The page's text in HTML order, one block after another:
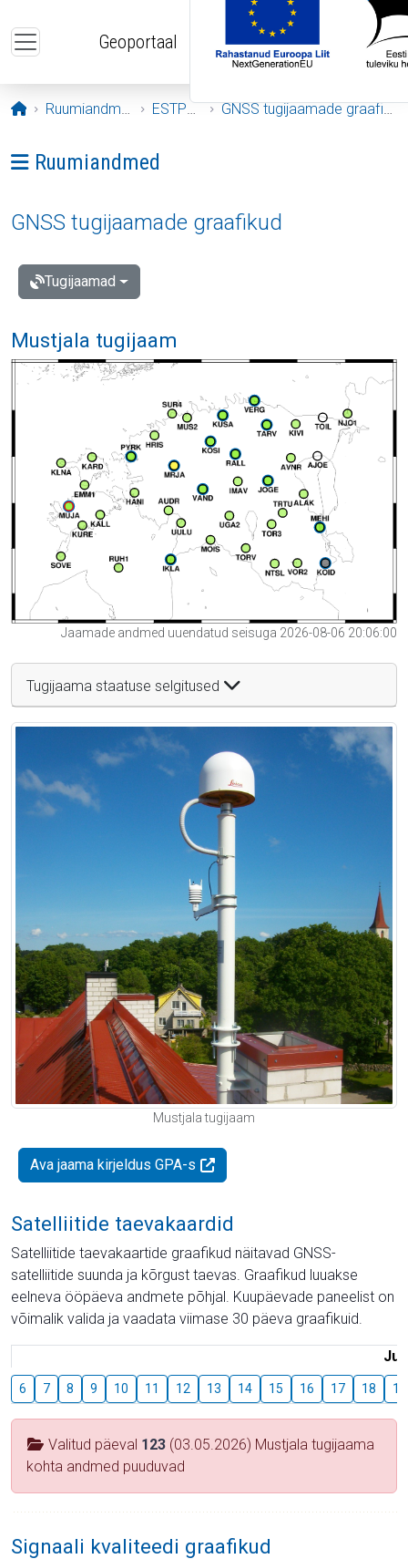
Geoportaal
Avaleht
Ruumiandmed ESTPOS GNSS tugijaamade graafikud
Ava menüü: Ruumiandmed
Ruumiandmed
GNSS tugijaamade graafikud
Tugijaamad
Mustjala tugijaam
Jaamade andmed uuendatud seisuga 2026-08-06 20:06:00
Tugijaama staatuse selgitused
Mustjala tugijaam
Ava jaama kirjeldus GPA-s
Satelliitide taevakaardid
Satelliitide taevakaartide graafikud näitavad GNSS-
satelliitide suunda ja kõrgust taevas. Graafikud luuakse
eelneva ööpäeva andmete põhjal. Kuupäevade paneelist on
võimalik valida ja vaadata viimase 30 päeva graafikuid.
6 7 8 9 10 11 12 13 14 15 16 17 18 19
Valitud päeval 123 (03.05.2026) Mustjala tugijaama
kohta andmed puuduvad
Signaali kvaliteedi graafikud